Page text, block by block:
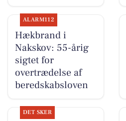
ALARM112
Hækbrand i
Nakskov: 55-årig
sigtet for
overtrædelse af
beredskabsloven
DET SKER